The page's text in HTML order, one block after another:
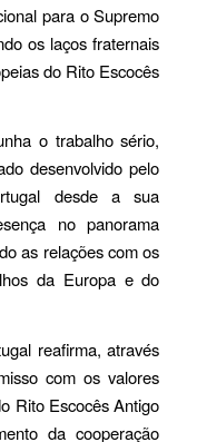
para o Supremo
os laços fraternais
do Rito Escocês
o trabalho sério,
desenvolvido pelo
desde a sua
no panorama
as relações com os
da Europa e do
reafirma, através
com os valores
Rito Escocês Antigo
da cooperação